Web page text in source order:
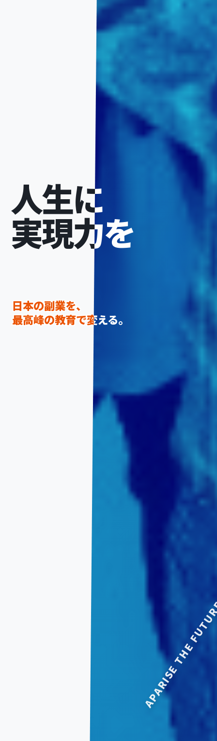
人生に
実現力を
日本の副業を、
最高峰の教育で変える。
人生に
実現力を
日本の副業を、
最高峰の教育で変える。
APARISE